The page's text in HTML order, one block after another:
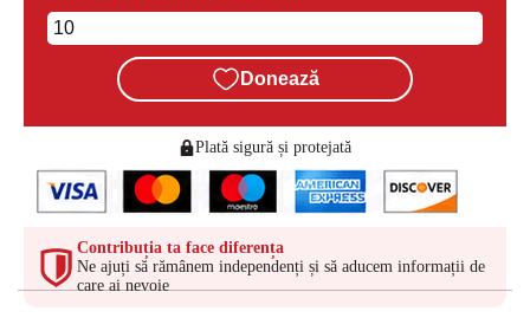
Donează
Plată sigură și protejată
Contribuția ta face diferența
Ne ajuți să rămânem independenți și să aducem informații de
care ai nevoie